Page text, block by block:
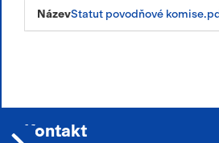
Statut povodňové
Kontakt